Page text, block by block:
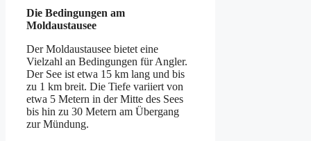
Die Bedingungen am
Moldaustausee
Der Moldaustausee bietet eine
Vielzahl an Bedingungen für Angler.
Der See ist etwa 15 km lang und bis
zu 1 km breit. Die Tiefe variiert von
etwa 5 Metern in der Mitte des Sees
bis hin zu 30 Metern am Übergang
zur Mündung.